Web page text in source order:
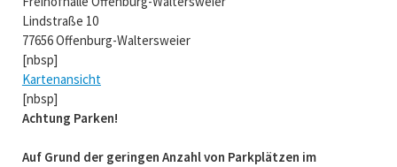
Lindstraße 10
77656 Offenburg-Waltersweier
[nbsp]
Kartenansicht
[nbsp]
Achtung Parken!
Auf Grund der geringen Anzahl von Parkplätzen im